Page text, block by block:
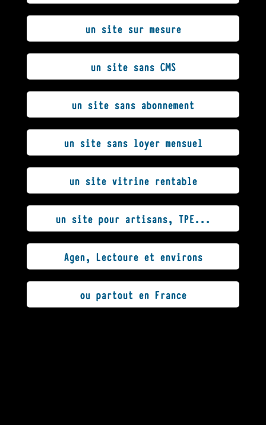
un site sur mesure
un site sans CMS
un site sans abonnement
un site sans loyer mensuel
un site vitrine rentable
un site pour artisans, TPE...
Agen, Lectoure et environs
ou partout en France